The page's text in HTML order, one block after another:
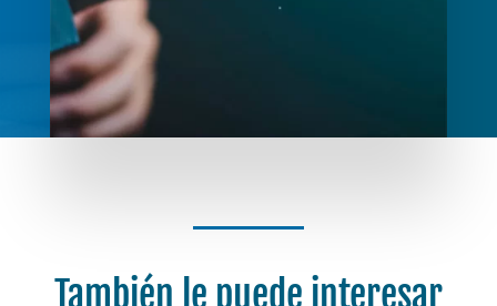
También le puede interesar